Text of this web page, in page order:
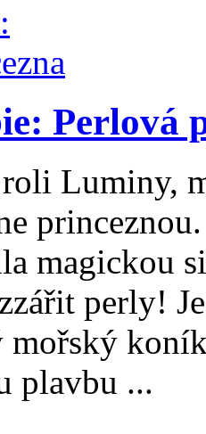
Perlová
Luminy,
magickou
perly!
plavbu ...